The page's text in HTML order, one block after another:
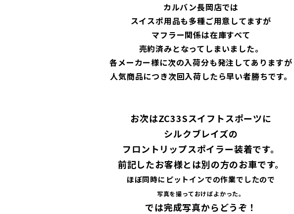
カルバン長岡店では
スイスポ用品も多種ご用意してますが
マフラー関係は在庫すべて
売約済みとなってしまいました。
各メーカー様に次の入荷分も発注してありますが
人気商品につき次回入荷したら早い者勝ちです。
お次はZC33Sスイフトスポーツに
シルクブレイズの
フロントリップスポイラー装着です。
前記したお客様とは別の方のお車です。
ほぼ同時にピットインでの作業でしたので
写真を撮っておけばよかった。
では完成写真からどうぞ！